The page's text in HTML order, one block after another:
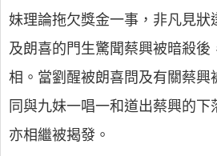
妹理論拖欠獎金一事，非凡見狀
及朗喜的門生驚聞蔡興被暗殺後
相。當劉醒被朗喜問及有關蔡興
同與九妹一唱一和道出蔡興的
亦相繼被揭發。